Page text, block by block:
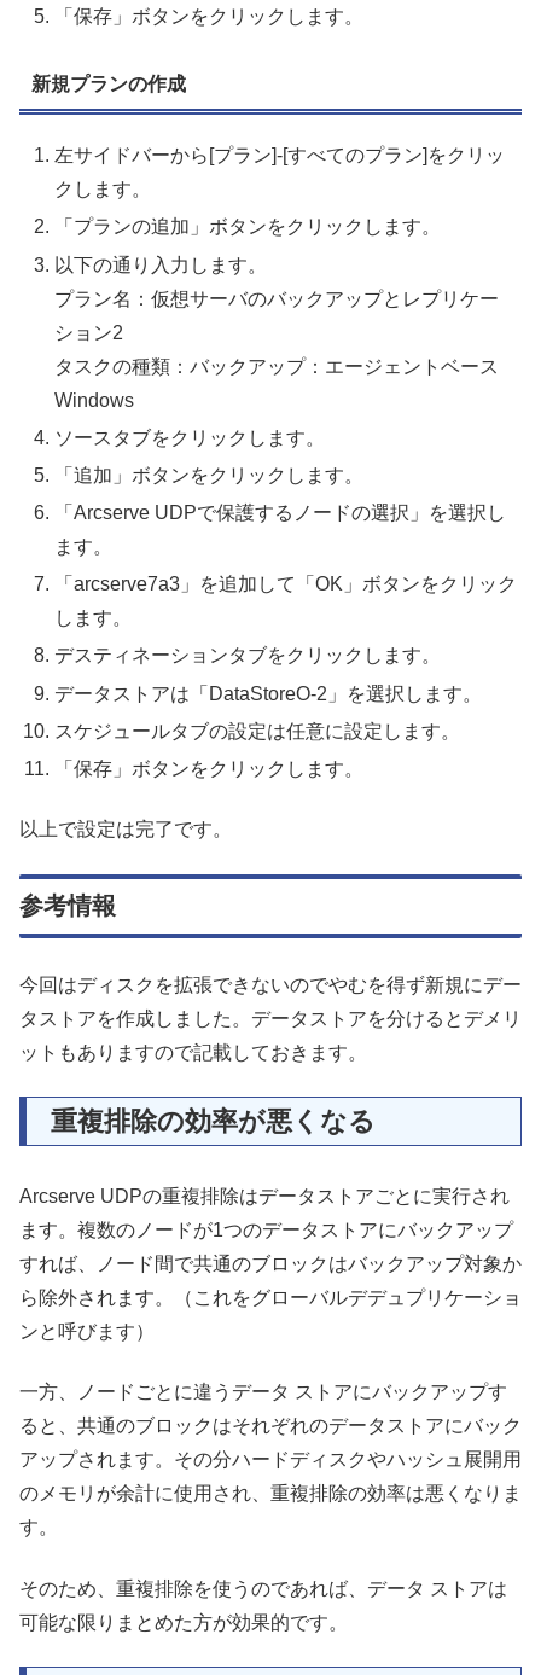
「保存」ボタンをクリックします。
新規プランの作成
左サイドバーから[プラン]-[すべてのプラン]をクリッ
クします。
「プランの追加」ボタンをクリックします。
以下の通り入力します。
プラン名：仮想サーバのバックアップとレプリケー
ション2
タスクの種類：バックアップ：エージェントベース
Windows
ソースタブをクリックします。
「追加」ボタンをクリックします。
「Arcserve UDPで保護するノードの選択」を選択し
ます。
「arcserve7a3」を追加して「OK」ボタンをクリック
します。
デスティネーションタブをクリックします。
データストアは「DataStoreO-2」を選択します。
スケジュールタブの設定は任意に設定します。
「保存」ボタンをクリックします。
以上で設定は完了です。
参考情報
今回はディスクを拡張できないのでやむを得ず新規にデー
タストアを作成しました。データストアを分けるとデメリ
ットもありますので記載しておきます。
重複排除の効率が悪くなる
Arcserve UDPの重複排除はデータストアごとに実行され
ます。複数のノードが1つのデータストアにバックアップ
すれば、ノード間で共通のブロックはバックアップ対象か
ら除外されます。（これをグローバルデデュプリケーショ
ンと呼びます）
一方、ノードごとに違うデータ ストアにバックアップす
ると、共通のブロックはそれぞれのデータストアにバック
アップされます。その分ハードディスクやハッシュ展開用
のメモリが余計に使用され、重複排除の効率は悪くなりま
す。
そのため、重複排除を使うのであれば、データ ストアは
可能な限りまとめた方が効果的です。